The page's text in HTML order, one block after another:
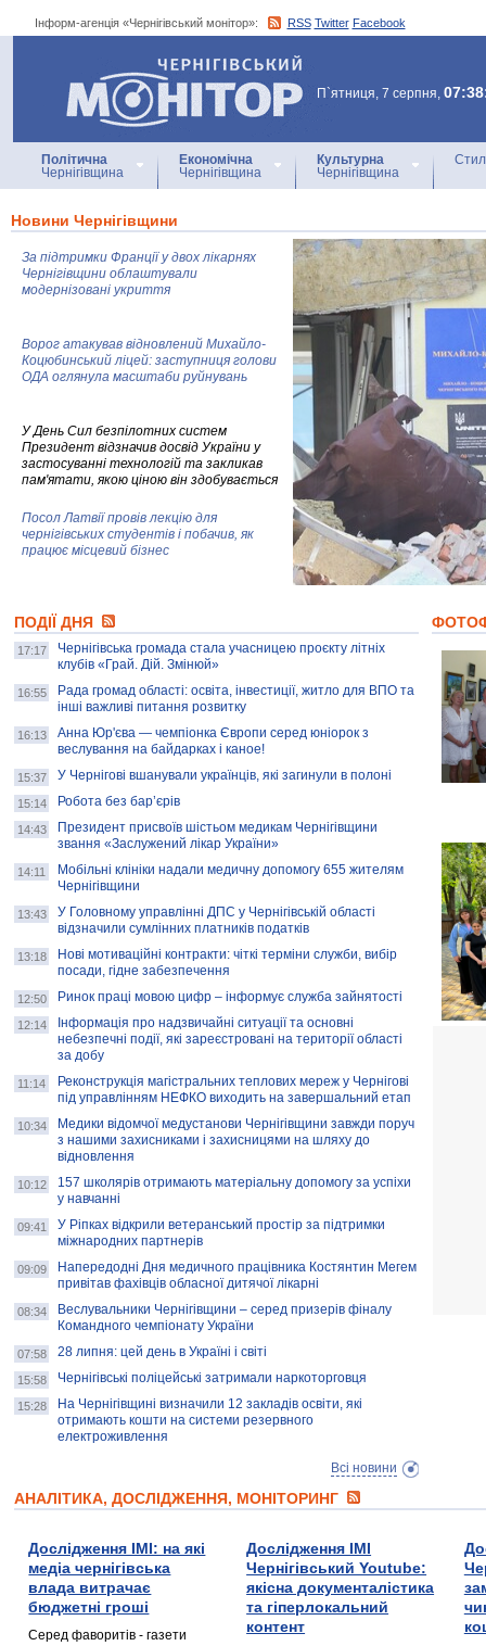
Інформ-агенція «Чернігівський монітор»: RSS Twitter Facebook
Інформ-агенція
«Чернігівський монітор»
П`ятниця, 7 серпня,
Політична
Чернігівщина
Економічна
Чернігівщина
Культурна
Чернігівщина
Новини Чернігівщини
За підтримки Франції у двох лікарнях
Чернігівщини облаштували
модернізовані укриття
Ворог атакував відновлений Михайло-
Коцюбинський ліцей: заступниця голови
ОДА оглянула масштаби руйнувань
У День Сил безпілотних систем
Президент відзначив досвід України у
застосуванні технологій та закликав
пам'ятати, якою ціною він здобувається
Посол Латвії провів лекцію для
чернігівських студентів і побачив, як
працює місцевий бізнес
колекцію про війну, емоції та тварин
AB InBev Efes Україна підтримала
навчальний проєкт "Молодіжна бізнес-
школа", спрямований на розвиток
підприємництва у Чернігівській області
Золота тварина: видання Forbes
написало про чернігівця Патрона: хто і
скільки на ньому заробляє? І куди
витрачають?
ПОДІЇ ДНЯ
17:17
Чернігівська громада стала учасницею проєкту літніх
клубів «Грай. Дій. Змінюй»
16:55
Рада громад області: освіта, інвестиції, житло для ВПО та
інші важливі питання розвитку
16:13
Анна Юр'єва — чемпіонка Європи серед юніорок з
веслування на байдарках і каное!
15:37 У Чернігові вшанували українців, які загинули в полоні
15:14 Робота без бар’єрів
14:43
Президент присвоїв шістьом медикам Чернігівщини
звання «Заслужений лікар України»
14:11
Мобільні клініки надали медичну допомогу 655 жителям
Чернігівщини
13:43
У Головному управлінні ДПС у Чернігівській області
відзначили сумлінних платників податків
13:18
Нові мотиваційні контракти: чіткі терміни служби, вибір
посади, гідне забезпечення
12:50 Ринок праці мовою цифр – інформує служба зайнятості
12:14
Інформація про надзвичайні ситуації та основні
небезпечні події, які зареєстровані на території області
за добу
11:14
Реконструкція магістральних теплових мереж у Чернігові
під управлінням НЕФКО виходить на завершальний етап
10:34
Медики відомчої медустанови Чернігівщини завжди поруч
з нашими захисниками і захисницями на шляху до
відновлення
10:12
157 школярів отримають матеріальну допомогу за успіхи
у навчанні
09:41
У Ріпках відкрили ветеранський простір за підтримки
міжнародних партнерів
09:09
Напередодні Дня медичного працівника Костянтин Мегем
привітав фахівців обласної дитячої лікарні
08:34
Веслувальники Чернігівщини – серед призерів фіналу
Командного чемпіонату України
07:58 28 липня: цей день в Україні і світі
15:58 Чернігівські поліцейські затримали наркоторговця
15:28
На Чернігівщині визначили 12 закладів освіти, які
отримають кошти на системи резервного
електроживлення
Всі новини
АНАЛІТИКА, ДОСЛІДЖЕННЯ, МОНІТОРИНГ
Дослідження ІМІ: на які
медіа чернігівська
влада витрачає
бюджетні гроші
Серед фаворитів - газети
Дослідження ІМІ
Чернігівський Youtube:
якісна документалістика
та гіперлокальний
контент